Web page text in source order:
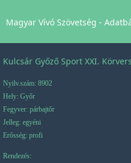
Magyar Vívó Szövetség -
Kulcsár Győző Sport XXI.
Nyilv.szám: 8902
Hely: Győr
Fegyver: párbajtőr
Jelleg: egyéni
Erősség: profi
Rendezés: